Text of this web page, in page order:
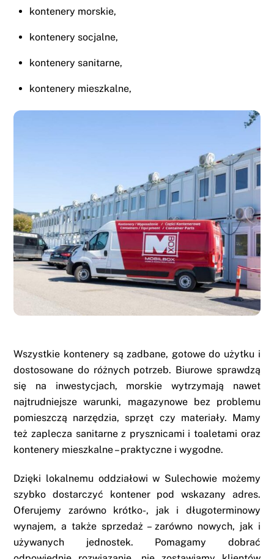
kontenery morskie,
kontenery socjalne,
kontenery sanitarne,
kontenery mieszkalne,
Wszystkie kontenery są zadbane, gotowe do użytku i
dostosowane do różnych potrzeb. Biurowe sprawdzą
się na inwestycjach, morskie wytrzymają nawet
najtrudniejsze warunki, magazynowe bez problemu
pomieszczą narzędzia, sprzęt czy materiały. Mamy
też zaplecza sanitarne z prysznicami i toaletami oraz
kontenery mieszkalne – praktyczne i wygodne.
Dzięki lokalnemu oddziałowi w Sulechowie możemy
szybko dostarczyć kontener pod wskazany adres.
Oferujemy zarówno krótko-, jak i długoterminowy
wynajem, a także sprzedaż – zarówno nowych, jak i
używanych jednostek. Pomagamy dobrać